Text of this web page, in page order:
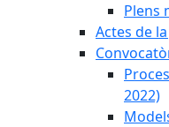
Plens
Actes de
2022)